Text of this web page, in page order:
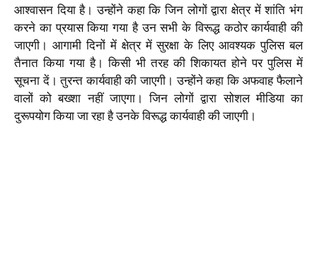
आश्वासन दिया है। उन्होंने कहा कि जिन लोगों द्वारा क्षेत्र में शांति भंग
करने का प्रयास किया गया है उन सभी के विरूद्ध कठोर कार्यवाही की
जाएगी। आगामी दिनों में क्षेत्र में सुरक्षा के लिए आवश्यक पुलिस बल
तैनात किया गया है। किसी भी तरह की शिकायत होने पर पुलिस में
सूचना दें। तुरन्त कार्यवाही की जाएगी। उन्होंने कहा कि अफवाह फैलाने
वालों को बख्शा नहीं जाएगा। जिन लोगों द्वारा सोशल मीडिया का
दुरूपयोग किया जा रहा है उनके विरूद्ध कार्यवाही की जाएगी।